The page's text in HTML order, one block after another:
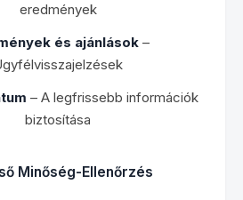
eredmények
és ajánlások –
– A legfrissebb információk
biztosítása
Minőség-Ellenőrzés